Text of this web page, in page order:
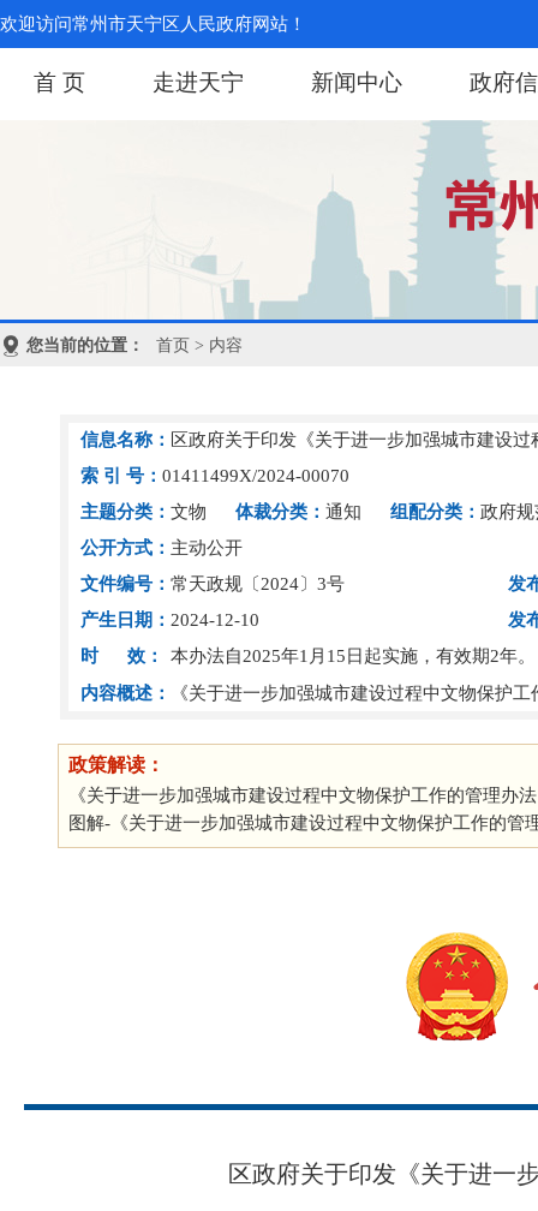
欢迎访问常州市天宁区人民政府网站！
首 页 走进天宁 新闻中心 政府
您当前的位置： 首页 > 内容
信息名称： 区政府关于印发《关于进一步加强城市建设
索 引 号： 01411499X/2024-00070
主题分类： 文物 体裁分类： 通知 组配分类： 政府
公开方式： 主动公开
文件编号： 常天政规〔2024〕3号
发
产生日期： 2024-12-10
发
时 效：
本办法自2025年1月15日起实施，有效期2年。
内容概述：
《关于进一步加强城市建设过程中文物保护
政策解读：
《关于进一步加强城市建设过程中文物保护工作的管理办
图解-《关于进一步加强城市建设过程中文物保护工作的管
区政府关于印发《关于进一